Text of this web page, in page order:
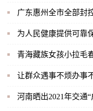
广东惠州全市全部封
为人民健康提供可靠
青海藏族女孩小拉毛
让群众遇事不烦办事
河南晒出2021年交通